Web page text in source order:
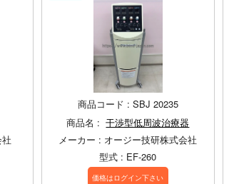
商品コード : SBJ 20235
商品名 :干渉型低周波治療器
メーカー : オージー技研株式会社
型式 : EF-260
価格はログイン下さい